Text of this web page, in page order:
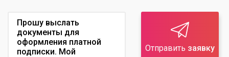
Отправить заявку